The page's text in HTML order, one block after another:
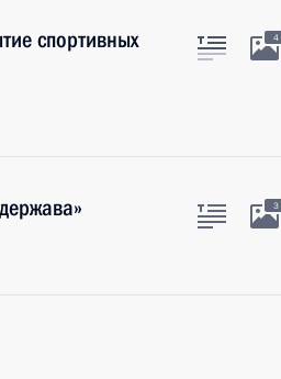
спортивных
4
3